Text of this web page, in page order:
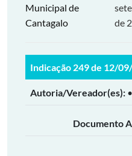
Municipal de
Cantagalo
de
Indicação 249 de 12/
Autoria/Vereador(es):
Documento